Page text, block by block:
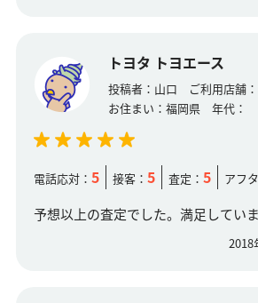
トヨタ トヨエース
投稿者： 山口 ご利用店舗：
お住まい： 福岡県 年代：
電話応対： 5 接客： 5 査定： 5 アフ
予想以上の査定でした。満足していま
2018